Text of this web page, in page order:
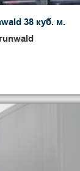
38 куб. м.